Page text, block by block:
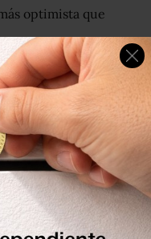
optimista que
energético y
es el
Tillerson el jueves
Texas, su alma
acuerdo de hace 30
digital y a que
economía
añadió.